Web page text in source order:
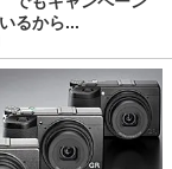
るから...